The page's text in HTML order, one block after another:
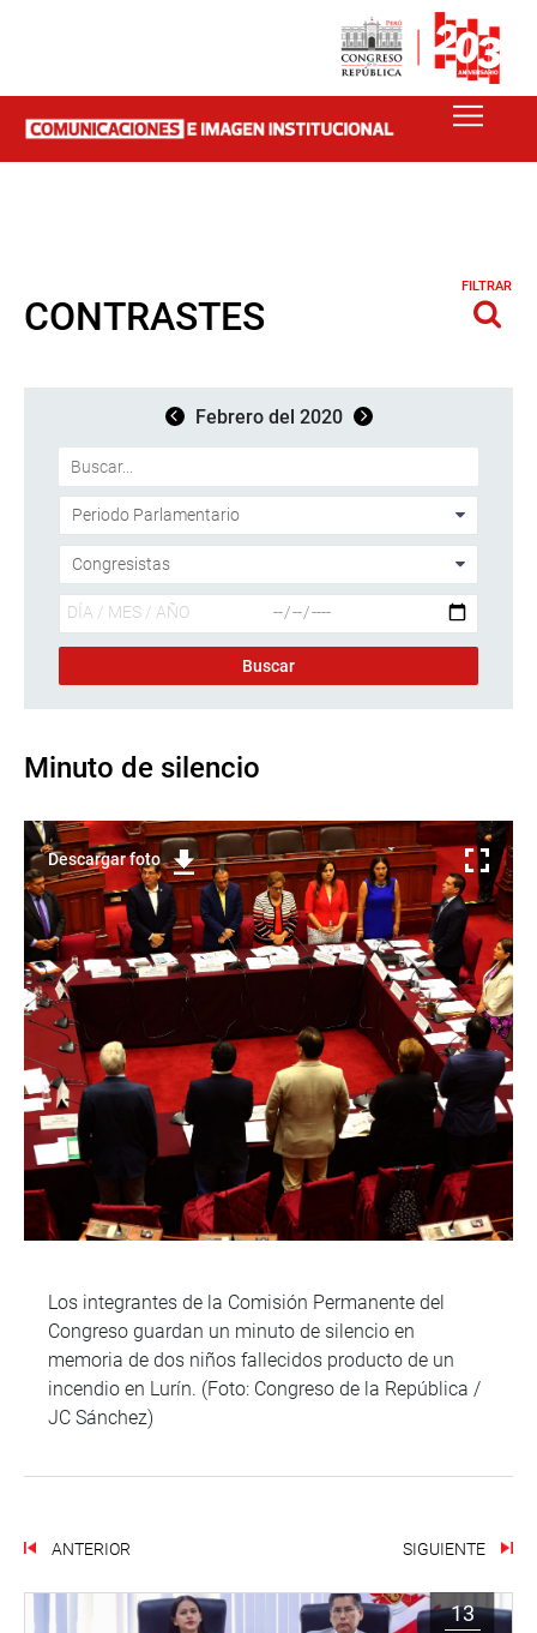
CONTRASTES
FILTRAR
Febrero del 2020
Minuto de silencio
Descargar foto
Los integrantes de la Comisión Permanente del
Congreso guardan un minuto de silencio en
memoria de dos niños fallecidos producto de un
incendio en Lurín. (Foto: Congreso de la República /
JC Sánchez)
ANTERIOR SIGUIENTE
13